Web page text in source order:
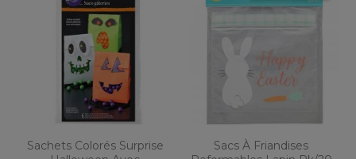
Sachets Colorés Surprise
Sacs À Friandises